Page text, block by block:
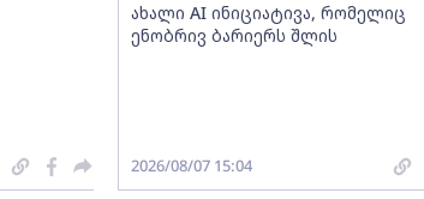
ახალი AI ინიციატივა, რომელიც
ენობრივ ბარიერს შლის
2026/08/07 15:04